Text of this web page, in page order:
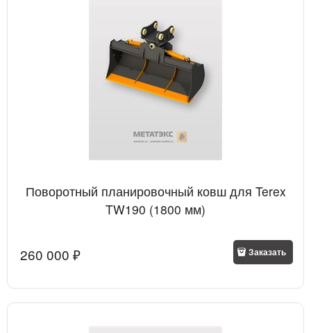
Поворотный планировочный ковш для Terex
TW190 (1800 мм)
260 000 ₽ Заказать